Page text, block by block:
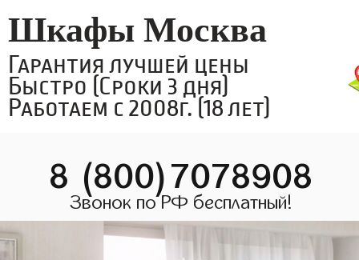
Шкафы Москва
Гарантия лучшей цены
Быстро (Сроки 3 дня)
Работаем с 2008г. (18 лет)
8 (800)7078908
Звонок по РФ бесплатный!